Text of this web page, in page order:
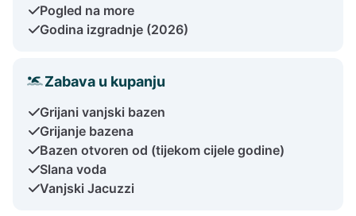
Pogled na more
Godina izgradnje (2026)
Zabava u kupanju
Grijani vanjski bazen
Grijanje bazena
Bazen otvoren od (tijekom cijele godine)
Slana voda
Vanjski Jacuzzi